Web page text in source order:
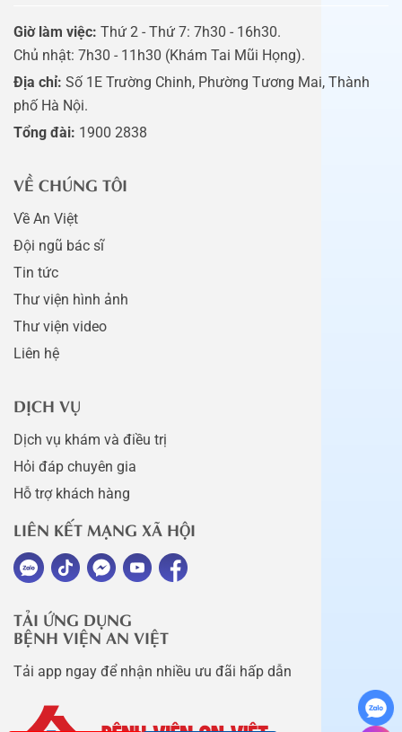
Giờ làm việc: Thứ 2 - Thứ 7: 7h30 - 16h30.
Chủ nhật: 7h30 - 11h30 (Khám Tai Mũi Họng).
Địa chỉ: Số 1E Trường Chinh, Phường Tương Mai, Thành
phố Hà Nội.
Tổng đài: 1900 2838
VỀ CHÚNG TÔI
Về An Việt
Đội ngũ bác sĩ
Tin tức
Thư viện hình ảnh
Thư viện video
Liên hệ
DỊCH VỤ
Dịch vụ khám và điều trị
Hỏi đáp chuyên gia
Hỗ trợ khách hàng
LIÊN KẾT MẠNG XÃ HỘI
TẢI ỨNG DỤNG
BỆNH VIỆN AN VIỆT
Tải app ngay để nhận nhiều ưu đãi hấp dẫn